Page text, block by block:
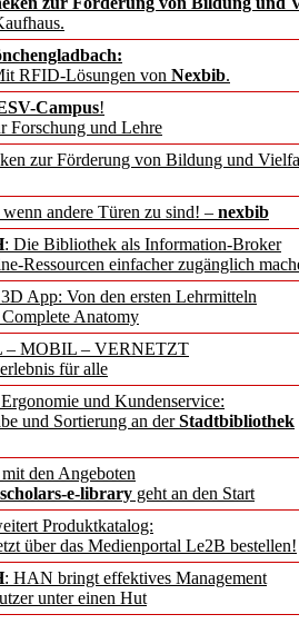
RFID-Lösungen von Nexbib.
Campus!
Forschung und Lehre
zur Förderung von Bildung und
andere Türen zu sind! – nexbib
: Die Bibliothek als Information-Broker
Ressourcen einfacher zugänglich
App: Von den ersten Lehrmitteln
Anatomy
– MOBIL – VERNETZT
für alle
und Kundenservice:
und Sortierung an derStadtbibliothek
mit den Angeboten
scholars-e-library geht an den Start
Produktkatalog:
über das Medienportal Le2B bestellen!
: HAN bringt effektives Management
unter einen Hut
Intelligenz
verstehen
der
erscheinen
Förderung
fort
digitale
aus
Access